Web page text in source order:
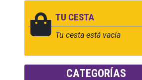
TU CESTA
Tu cesta está vacía
CATEGORÍAS